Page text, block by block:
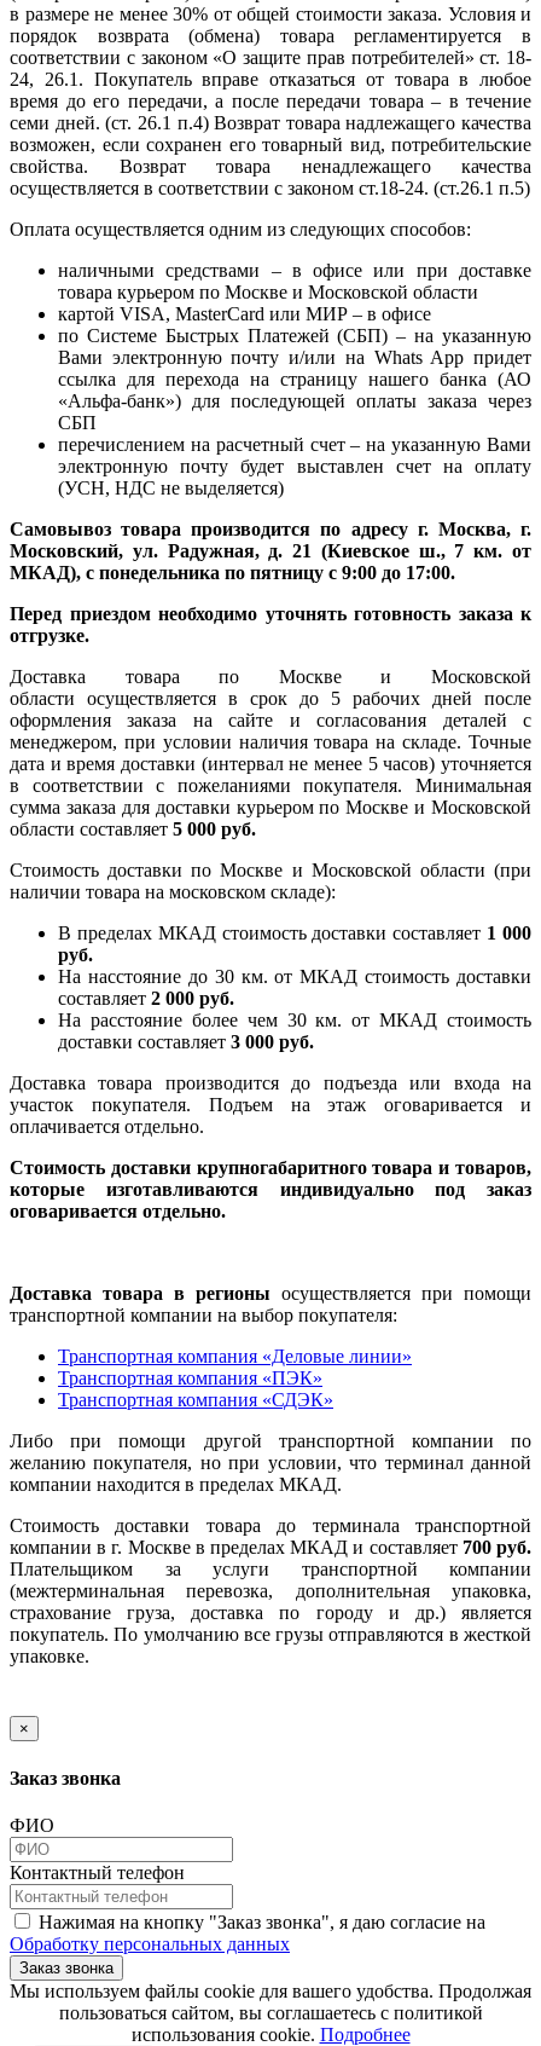
в размере не менее 30% от общей стоимости заказа. Условия и
порядок возврата (обмена) товара регламентируется в
соответствии с законом «О защите прав потребителей» ст. 18-
24, 26.1. Покупатель вправе отказаться от товара в любое
время до его передачи, а после передачи товара – в течение
семи дней. (ст. 26.1 п.4) Возврат товара надлежащего качества
возможен, если сохранен его товарный вид, потребительские
свойства. Возврат товара ненадлежащего качества
осуществляется в соответствии с законом ст.18-24. (ст.26.1 п.5)
Оплата осуществляется одним из следующих способов:
наличными средствами – в офисе или при доставке
товара курьером по Москве и Московской области
картой VISA, MasterCard или МИР – в офисе
по Системе Быстрых Платежей (СБП) – на указанную
Вами электронную почту и/или на Whats App придет
ссылка для перехода на страницу нашего банка (АО
«Альфа-банк») для последующей оплаты заказа через
СБП
перечислением на расчетный счет – на указанную Вами
электронную почту будет выставлен счет на оплату
(УСН, НДС не выделяется)
Самовывоз товара производится по адресу г. Москва, г.
Московский, ул. Радужная, д. 21 (Киевское ш., 7 км. от
МКАД), с понедельника по пятницу с 9:00 до 17:00.
Перед приездом необходимо уточнять готовность заказа к
отгрузке.
Доставка товара по Москве и Московской
области осуществляется в срок до 5 рабочих дней после
оформления заказа на сайте и согласования деталей с
менеджером, при условии наличия товара на складе. Точные
дата и время доставки (интервал не менее 5 часов) уточняется
в соответствии с пожеланиями покупателя. Минимальная
сумма заказа для доставки курьером по Москве и Московской
области составляет 5 000 руб.
Стоимость доставки по Москве и Московской области (при
наличии товара на московском складе):
В пределах МКАД стоимость доставки составляет 1 000
руб.
На насcтояние до 30 км. от МКАД стоимость доставки
составляет 2 000 руб.
На расстояние более чем 30 км. от МКАД стоимость
доставки составляет 3 000 руб.
Доставка товара производится до подъезда или входа на
участок покупателя. Подъем на этаж оговаривается и
оплачивается отдельно.
Стоимость доставки крупногабаритного товара и товаров,
которые изготавливаются индивидуально под заказ
оговаривается отдельно.
Доставка товара в регионы осуществляется при помощи
транспортной компании на выбор покупателя:
Транспортная компания «Деловые линии»
Транспортная компания «ПЭК»
Транспортная компания «СДЭК»
Либо при помощи другой транспортной компании по
желанию покупателя, но при условии, что терминал данной
компании находится в пределах МКАД.
Стоимость доставки товара до терминала транспортной
компании в г. Москве в пределах МКАД и составляет 700 руб.
Плательщиком за услуги транспортной компании
(межтерминальная перевозка, дополнительная упаковка,
страхование груза, доставка по городу и др.) является
покупатель. По умолчанию все грузы отправляются в жесткой
упаковке.
×
Заказ звонка
ФИО
Контактный телефон
Нажимая на кнопку "Заказ звонка", я даю согласие на
Обработку персональных данных
Заказ звонка
​​​​​​​Мы используем файлы cookie для вашего удобства. Продолжая
пользоваться сайтом, вы соглашаетесь с политикой
использования cookie.​​​​​​​ Подробнее